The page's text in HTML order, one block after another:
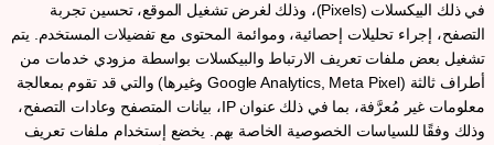
في ذلك البيكسلات (Pixels)، وذلك لغرض تشغيل الموقع، تحسين تجربة
التصفح، إجراء تحليلات إحصائية، وموائمة المحتوى مع تفضيلات المستخدم. يتم
تشغيل بعض ملفات تعريف الارتباط والبيكسلات بواسطة مزودي خدمات من
أطراف ثالثة (Google Analytics, Meta Pixel وغيرها) والتي قد تقوم بمعالجة
معلومات غير مُعرَّفة، بما في ذلك عنوان IP، بيانات المتصفح وعادات التصفح،
وذلك وفقًا للسياسات الخصوصية الخاصة بهم. يخضع إستخدام ملفات تعريف